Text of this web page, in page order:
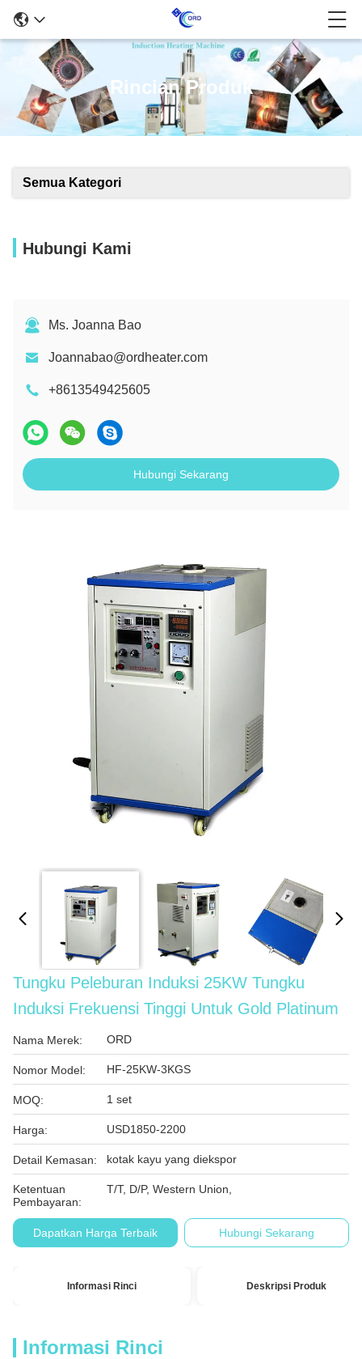
Rincian Produk
Semua Kategori
Hubungi Kami
Ms. Joanna Bao
Joannabao@ordheater.com
+8613549425605
Hubungi Sekarang
Tungku Peleburan Induksi 25KW Tungku
Induksi Frekuensi Tinggi Untuk Gold Platinum
Nama Merek: ORD
Nomor Model: HF-25KW-3KGS
MOQ: 1 set
Harga: USD1850-2200
Detail Kemasan: kotak kayu yang diekspor
Ketentuan
Pembayaran:
T/T, D/P, Western Union,
Dapatkan Harga Terbaik Hubungi Sekarang
Informasi Rinci Deskripsi Produk
Informasi Rinci